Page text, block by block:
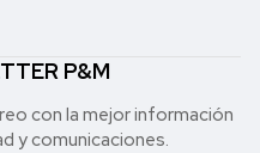
P&M
con la mejor in formación
y comunicaciones.